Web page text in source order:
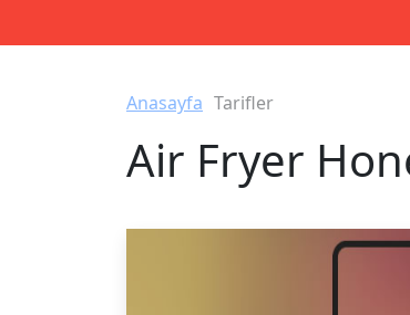
Anasayfa Tarifler
Air Fryer